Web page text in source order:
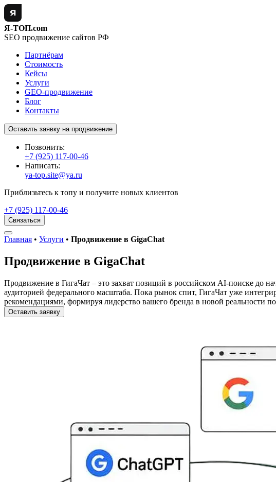
Я-ТОП.com
SEO продвижение сайтов РФ
Партнёрам
Стоимость
Кейсы
Услуги
GEO-продвижение
Блог
Контакты
Оставить заявку на продвижение
Позвонить:
+7 (925) 117-00-46
Написать:
ya-top.site@ya.ru
Приблизьтесь к топу и получите новых клиентов
+7 (925) 117-00-46
Связаться
Главная • Услуги • Продвижение в GigaChat
Продвижение в GigaChat
Продвижение в ГигаЧат – это захват позиций в российском AI-поиске до
аудиторией федерального масштаба. Пока рынок спит, ГигаЧат уже
рекомендациями, формируя лидерство вашего бренда в новой реальности
Оставить заявку